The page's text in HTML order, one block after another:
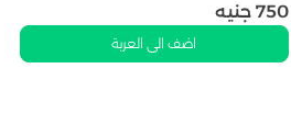
750 جنيه
اضف الى العربة